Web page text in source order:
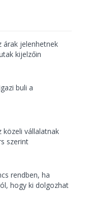
árak jelenhetnek
kijelzőin
buli a
közeli vállalatnak
szerint
rendben, ha
hogy ki dolgozhat